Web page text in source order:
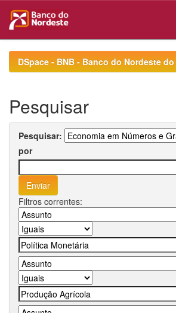
navigationDSpace - BNB - Banco do Nordeste
Pesquisar
Pesquisar:
por
Filtros correntes: